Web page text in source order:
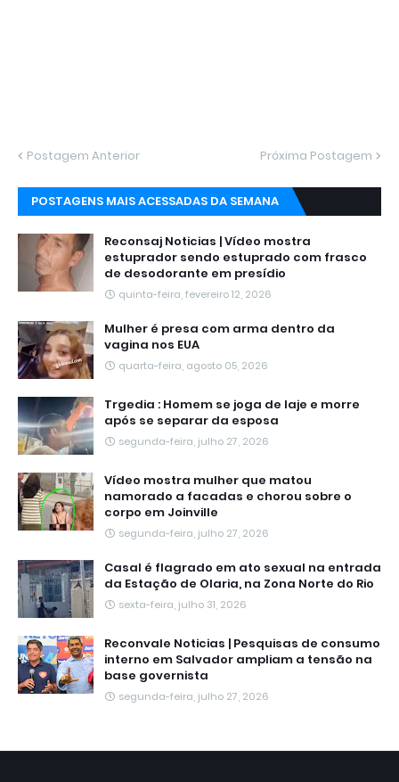
Postagem Anterior Próxima Postagem
POSTAGENS MAIS ACESSADAS DA SEMANA
Reconsaj Noticias | Vídeo mostra
estuprador sendo estuprado com frasco
de desodorante em presídio
quinta-feira, fevereiro 12, 2026
Mulher é presa com arma dentro da
vagina nos EUA
quarta-feira, agosto 05, 2026
Trgedia : Homem se joga de laje e morre
após se separar da esposa
segunda-feira, julho 27, 2026
Vídeo mostra mulher que matou
namorado a facadas e chorou sobre o
corpo em Joinville
segunda-feira, julho 27, 2026
Casal é flagrado em ato sexual na entrada
da Estação de Olaria, na Zona Norte do Rio
sexta-feira, julho 31, 2026
Reconvale Noticias | Pesquisas de consumo
interno em Salvador ampliam a tensão na
base governista
segunda-feira, julho 27, 2026